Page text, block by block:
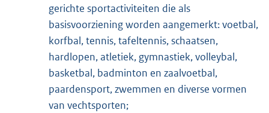
gerichte sportactiviteiten die als
basisvoorziening worden aangemerkt: voetbal,
korfbal, tennis, tafeltennis, schaatsen,
hardlopen, atletiek, gymnastiek, volleybal,
basketbal, badminton en zaalvoetbal,
paardensport, zwemmen en diverse vormen
van vechtsporten;